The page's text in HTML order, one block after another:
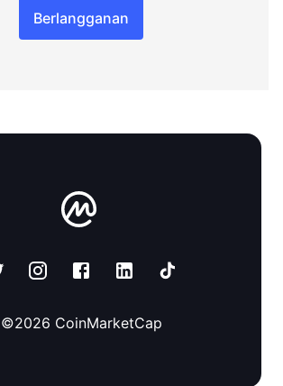
Berlangganan
©2026 CoinMarketCap